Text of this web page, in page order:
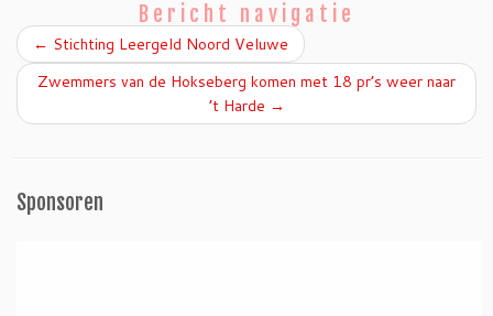
Bericht navigatie
← Stichting Leergeld Noord Veluwe
Zwemmers van de Hokseberg komen met 18 pr’s weer naar
’t Harde →
Sponsoren